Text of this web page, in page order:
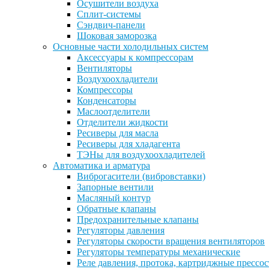
Осушители воздуха
Сплит-системы
Сэндвич-панели
Шоковая заморозка
Основные части холодильных систем
Аксессуары к компрессорам
Вентиляторы
Воздухоохладители
Компрессоры
Конденсаторы
Маслоотделители
Отделители жидкости
Ресиверы для масла
Ресиверы для хладагента
ТЭНы для воздухоохладителей
Автоматика и арматура
Виброгасители (вибровставки)
Запорные вентили
Масляный контур
Обратные клапаны
Предохранительные клапаны
Регуляторы давления
Регуляторы скорости вращения вентиляторов
Регуляторы температуры механические
Реле давления, протока, картриджные